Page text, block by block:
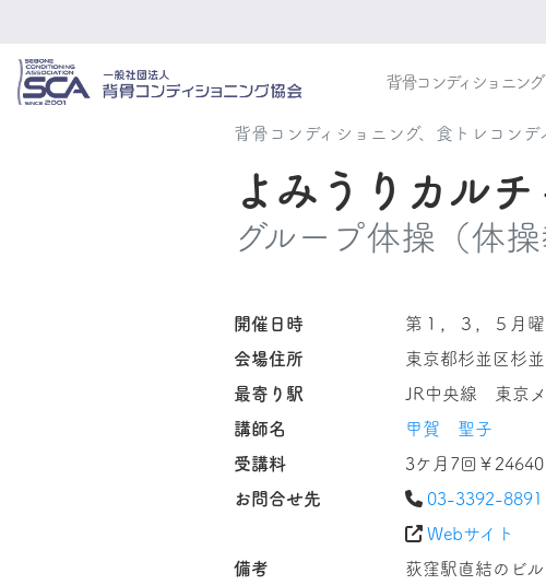
背骨コンディショニン
背骨コンディショニング、食トレコン
よみうりカル
グループ体操（体操
開催日時
第１，３，５月
会場住所
東京都杉並区杉
最寄り駅
JR中央線 東京
講師名
甲賀 聖子
受講料
3ケ月7回￥
お問合せ先
03-3392-8891
Webサイト
備考
荻窪駅直結のビ